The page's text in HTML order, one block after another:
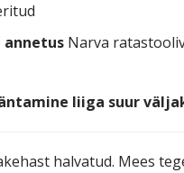
annetus Narva
liiga suur
halvatud. Mees